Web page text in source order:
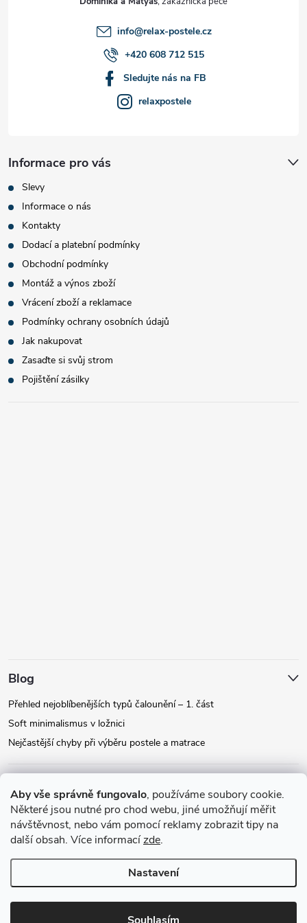
Aby vše správně fungovalo, používáme soubory cookie.
Některé jsou nutné pro chod webu, jiné umožňují měřit
návštěvnost, nebo vám pomocí reklamy zobrazit tipy na
další obsah. Více informacízde.
Nastavení
info@relax-postele.cz
+420 608 712 515
Sledujte nás na FB
relaxpostele
Informace pro vás
Slevy
Informace o nás
Kontakty
Dodací a platební podmínky
Obchodní podmínky
Montáž a výnos zboží
Vrácení zboží a reklamace
Podmínky ochrany osobních údajů
Jak nakupovat
Zasaďte si svůj strom
Pojištění zásilky
Blog
Přehled nejoblíbenějších typů čalounění – 1. část
Soft minimalismus v ložnici
Nejčastější chyby při výběru postele a matrace
Instagram
Copyright 2026Relax-postele.cz. Všechna práva vyhrazena.Upravit
nastavení cookies